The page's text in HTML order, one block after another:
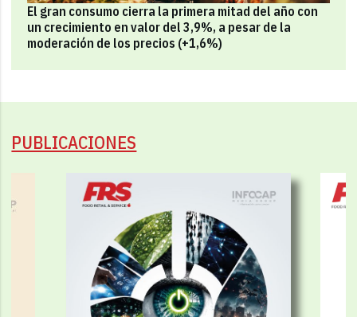
El gran consumo cierra la primera mitad del año con
un crecimiento en valor del 3,9%, a pesar de la
moderación de los precios (+1,6%)
PUBLICACIONES